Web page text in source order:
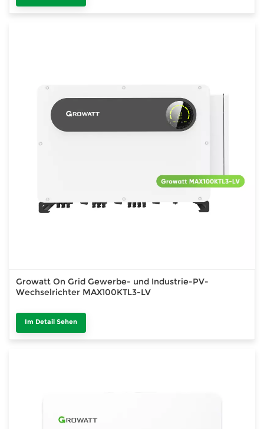
Growatt On Grid Gewerbe- und Industrie-PV-
Wechselrichter MAX100KTL3-LV
Im Detail Sehen